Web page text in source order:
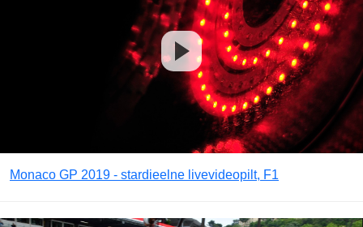
Monaco GP 2019 - stardieelne livevideopilt, F1